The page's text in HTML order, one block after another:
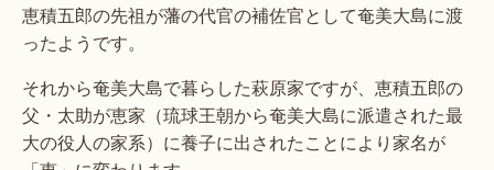
恵積五郎の先祖が藩の代官の補佐官として奄美大島に渡
ったようです。
それから奄美大島で暮らした萩原家ですが、恵積五郎の
父・太助が恵家（琉球王朝から奄美大島に派遣された最
大の役人の家系）に養子に出されたことにより家名が